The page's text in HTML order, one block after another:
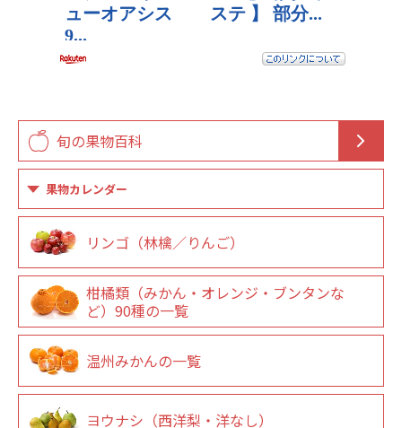
旬の果物百科
果物カレンダー
リンゴ（林檎／りんご）
柑橘類（みかん・オレンジ・ブンタンな
ど）90種の一覧
温州みかんの一覧
ヨウナシ（西洋梨・洋なし）